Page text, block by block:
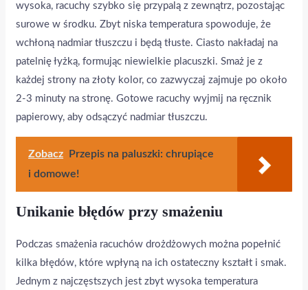
wysoka, racuchy szybko się przypalą z zewnątrz, pozostając
surowe w środku. Zbyt niska temperatura spowoduje, że
wchłoną nadmiar tłuszczu i będą tłuste. Ciasto nakładaj na
patelnię łyżką, formując niewielkie placuszki. Smaż je z
każdej strony na złoty kolor, co zazwyczaj zajmuje po około
2-3 minuty na stronę. Gotowe racuchy wyjmij na ręcznik
papierowy, aby odsączyć nadmiar tłuszczu.
Zobacz
Przepis na paluszki: chrupiące
i domowe!
Unikanie błędów przy smażeniu
Podczas smażenia racuchów drożdżowych można popełnić
kilka błędów, które wpłyną na ich ostateczny kształt i smak.
Jednym z najczęstszych jest zbyt wysoka temperatura